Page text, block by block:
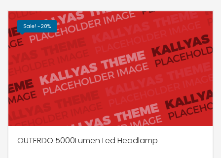
Sale! -20%
OUTERDO 5000Lumen Led Headlamp